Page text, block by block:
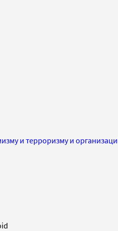
и терроризму и